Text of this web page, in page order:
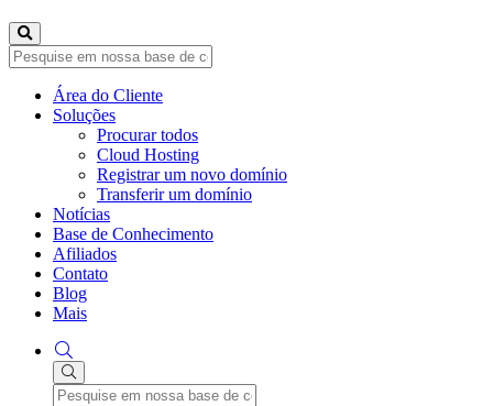
Área do Cliente
Soluções
Procurar todos
Cloud Hosting
Registrar um novo domínio
Transferir um domínio
Notícias
Base de Conhecimento
Afiliados
Contato
Blog
Mais